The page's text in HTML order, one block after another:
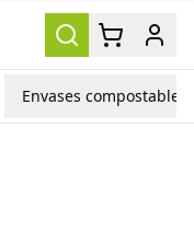
Envases compostables